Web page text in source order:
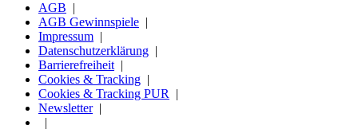
AGB
AGB Gewinnspiele
Impressum
Datenschutzerklärung
Barrierefreiheit
Cookies & Tracking
Cookies & Tracking PUR
Newsletter